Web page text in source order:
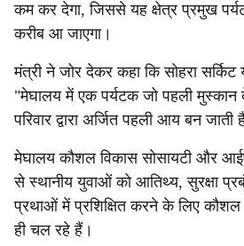
कम कर देगा, जिससे यह क्षेत्र प्रमुख
करीब आ जाएगा।
मंत्री ने जोर देकर कहा कि सोहरा
"मेघालय में एक पर्यटक जो पहली मुस्कान
परिवार द्वारा अर्जित पहली आय बन जाती
मेघालय कौशल विकास सोसायटी और
से स्थानीय युवाओं को आतिथ्य, सुरक्षा
प्रथाओं में प्रशिक्षित करने के लिए
ही चल रहे हैं।